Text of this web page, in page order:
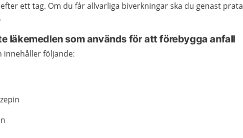
ett tag. Om du får allvarliga biverkningar ska du genast prata
läkemedlen som används för att förebygga anfall
innehåller följande: